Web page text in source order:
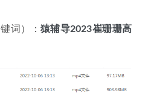
词）： 猿辅导2023崔珊珊高